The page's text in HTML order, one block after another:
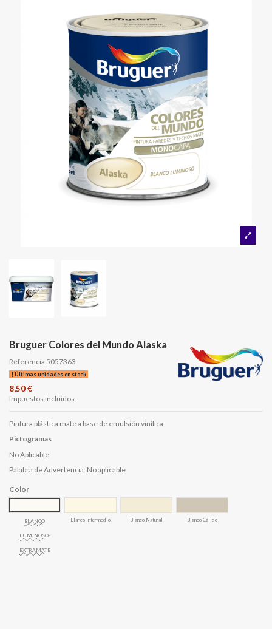
Bruguer Colores del Mundo Alaska
Referencia 5057363
Últimas unidades en stock
8,50 €
Impuestos incluidos
Pintura plástica mate a base de emulsión vinílica.
Pictogramas
No Aplicable
Palabra de Advertencia: No aplicable
Color
BLANCO
LUMINOSO-
EXTRAMATE
Blanco Intermedio Blanco Natural Blanco Cálido